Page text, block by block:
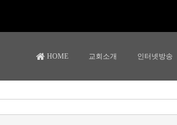
HOME 교회소개 인터넷방송